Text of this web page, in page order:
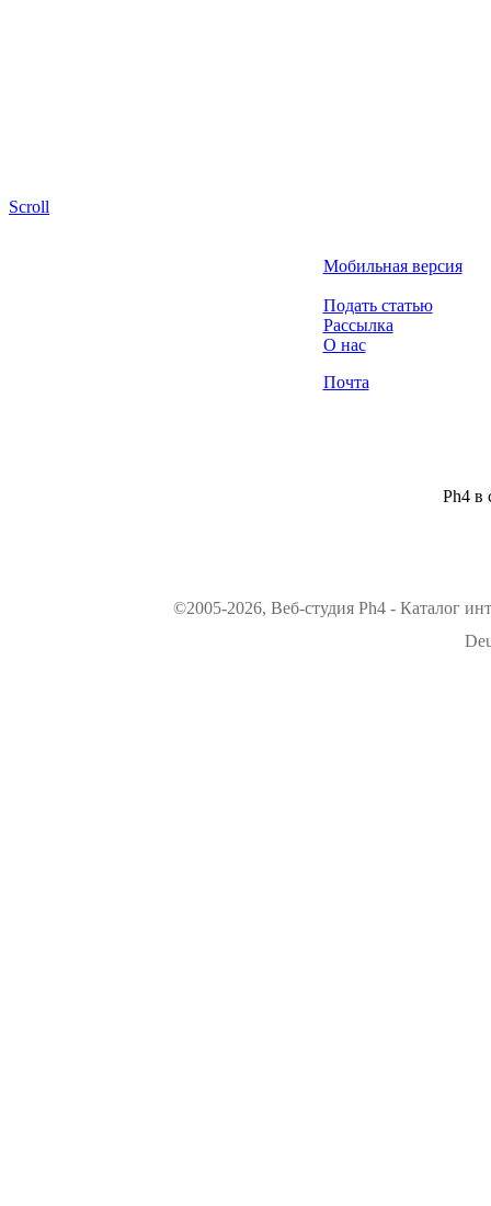
Scroll
Мобильная версия
Подать статью
Рассылка
О нас
Почта
Ph4 в
©2005-2026, Веб-студия Ph4 - Каталог